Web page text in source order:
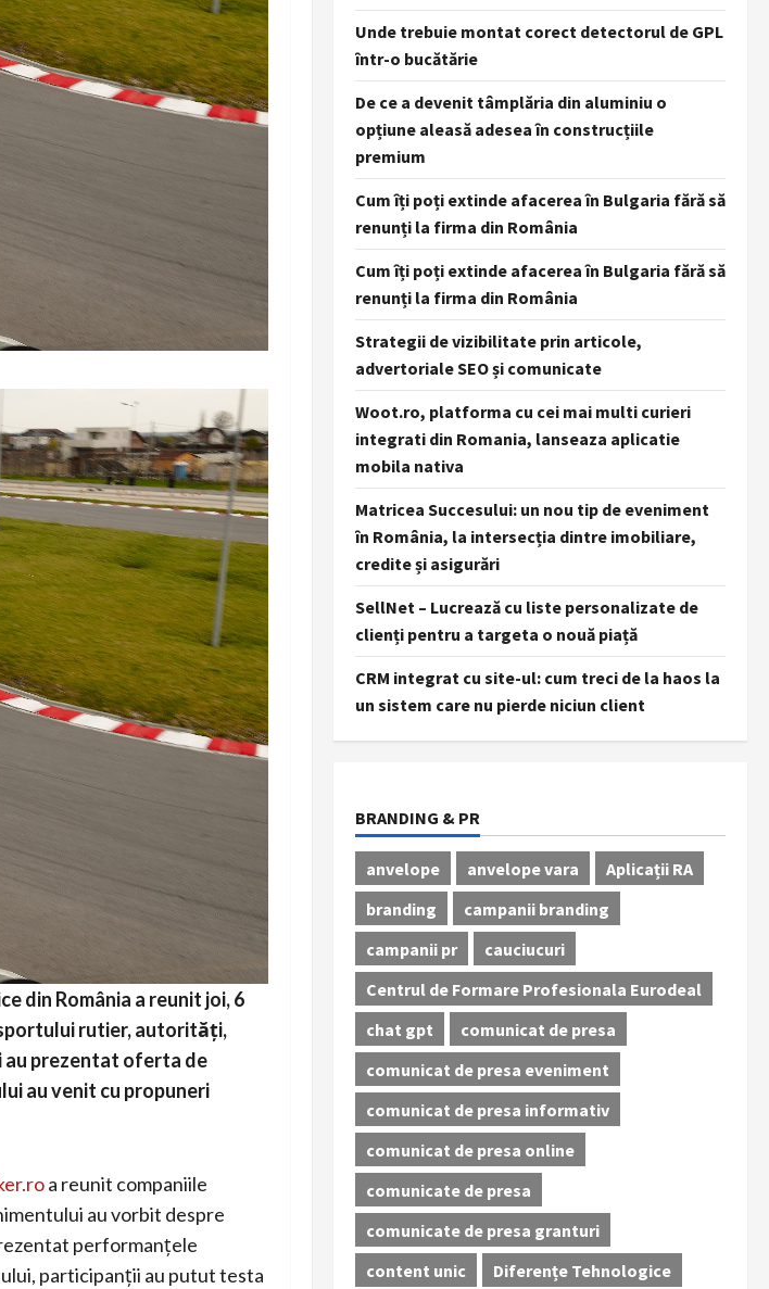
din România a reunit joi, 6
rutier, autorități,
au prezentat oferta de
au venit cu propuneri
a reunit companiile
au vorbit despre
performanțele
participanții au putut testa
Unde trebuie montat corect detectorul de GPL
într-o bucătărie
De ce a devenit tâmplăria din aluminiu o
opțiune aleasă adesea în construcțiile
premium
Cum îți poți extinde afacerea în Bulgaria fără să
renunți la firma din România
Cum îți poți extinde afacerea în Bulgaria fără să
renunți la firma din România
Strategii de vizibilitate prin articole,
advertoriale SEO și comunicate
Woot.ro, platforma cu cei mai multi curieri
integrati din Romania, lanseaza aplicatie
mobila nativa
Matricea Succesului: un nou tip de eveniment
în România, la intersecția dintre imobiliare,
credite și asigurări
SellNet – Lucrează cu liste personalizate de
clienți pentru a targeta o nouă piață
CRM integrat cu site-ul: cum treci de la haos la
un sistem care nu pierde niciun client
BRANDING & PR
anvelope anvelope vara
Aplicații RA
branding
campanii branding
campanii pr
cauciucuri
Centrul de Formare Profesionala Eurodeal
chat gpt
comunicat de presa
comunicat de presa eveniment
comunicat de presa informativ
comunicat de presa online
comunicate de presa
comunicate de presa granturi
content unic
Diferențe Tehnologice